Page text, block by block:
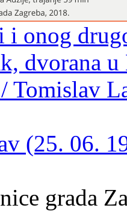
i onog
dvorana
Tomislav
(25. 06.
grada